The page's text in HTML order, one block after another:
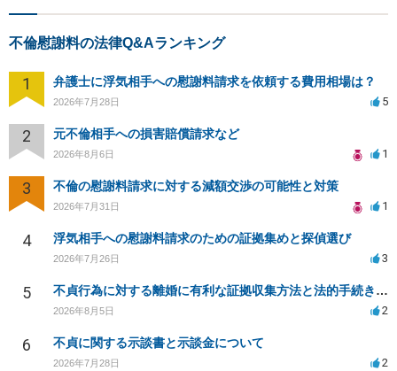
不倫慰謝料の法律Q&Aランキング
1 弁護士に浮気相手への慰謝料請求を依頼する費用相場は？
2026年7月28日 5
2 元不倫相手への損害賠償請求など
2026年8月6日 1
3 不倫の慰謝料請求に対する減額交渉の可能性と対策
2026年7月31日 1
4 浮気相手への慰謝料請求のための証拠集めと探偵選び
2026年7月26日 3
5 不貞行為に対する離婚に有利な証拠収集方法と法的手続きについて
2026年8月5日 2
6 不貞に関する示談書と示談金について
2026年7月28日 2